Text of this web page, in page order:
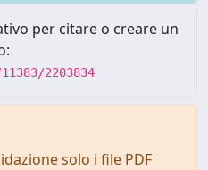
per citare o creare un
2203834
solo i file PDF